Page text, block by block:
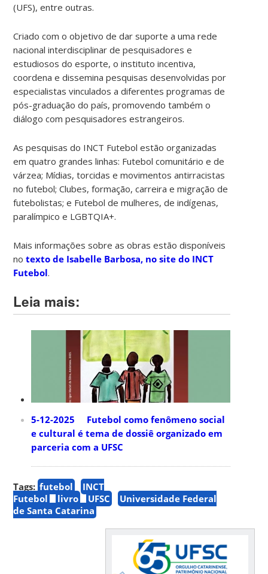
(UFS), entre outras.
Criado com o objetivo de dar suporte a uma rede
nacional interdisciplinar de pesquisadores e
estudiosos do esporte, o instituto incentiva,
coordena e dissemina pesquisas desenvolvidas por
especialistas vinculados a diferentes programas de
pós-graduação do país, promovendo também o
diálogo com pesquisadores estrangeiros.
As pesquisas do INCT Futebol estão organizadas
em quatro grandes linhas: Futebol comunitário e de
várzea; Mídias, torcidas e movimentos antirracistas
no futebol; Clubes, formação, carreira e migração de
futebolistas; e Futebol de mulheres, de indígenas,
paralímpico e LGBTQIA+.
Mais informações sobre as obras estão disponíveis
no texto de Isabelle Barbosa, no site do INCT
Futebol.
Leia mais:
5-12-2025 Futebol como fenômeno social
e cultural é tema de dossiê organizado em
parceria com a UFSC
Tags: futebol
INCT
Futebol
livro UFSC
Universidade Federal
de Santa Catarina